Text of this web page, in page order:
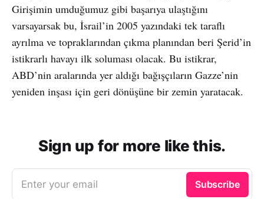
Girişimin umduğumuz gibi başarıya ulaştığını
varsayarsak bu, İsrail’in 2005 yazındaki tek taraflı
ayrılma ve topraklarından çıkma planından beri Şerid’in
istikrarlı havayı ilk soluması olacak. Bu istikrar,
ABD’nin aralarında yer aldığı bağışçıların Gazze’nin
yeniden inşası için geri dönüşüne bir zemin yaratacak.
Sign up for more like this.
Enter your email Subscribe